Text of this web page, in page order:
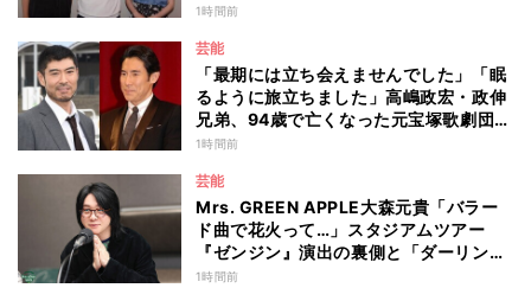
1時間前
芸能
「最期には立ち会えませんでした」「眠
るように旅立ちました」高嶋政宏・政伸
兄弟、94歳で亡くなった元宝塚歌劇団ト
ップスターの母・寿美花代を追悼 ここ
いた
1時間前
芸能
Mrs. GREEN APPLE大森元貴「バラー
ド曲で花火って…」スタジアムツアー
『ゼンジン』演出の裏側と「ダーリン」
への思いを語る
1時間前